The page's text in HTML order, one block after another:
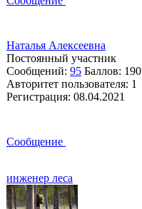
Наталья Алексеевна
Постоянный участник
Сообщений: 95 Баллов: 190
Авторитет пользователя: 1
Регистрация: 08.04.2021
Сообщение
инженер леса